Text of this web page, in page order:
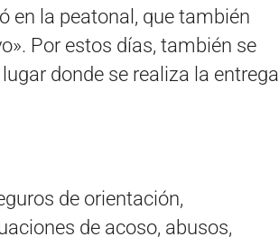
en la peatonal, que también
Por estos días, también se
donde se realiza la entrega
de orientación,
de acoso, abusos,